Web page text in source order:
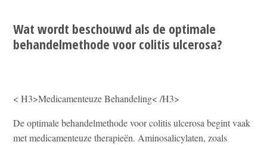
Wat wordt beschouwd als de optimale
behandelmethode voor colitis ulcerosa?
< H3>Medicamenteuze Behandeling< /H3>
De optimale behandelmethode voor colitis ulcerosa begint vaak
met medicamenteuze therapieën. Aminosalicylaten, zoals